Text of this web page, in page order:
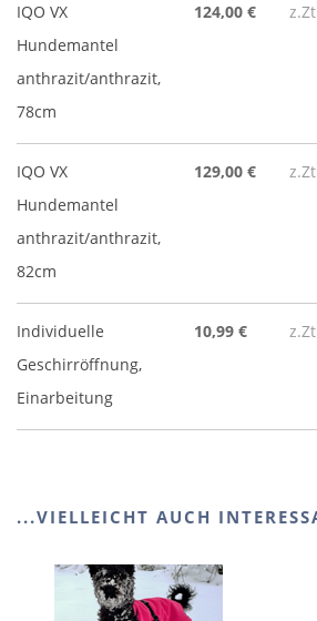
IQO VX
Hundemantel
anthrazit/anthrazit,
78cm
124,00 €
IQO VX
Hundemantel
anthrazit/anthrazit,
82cm
129,00 €
Individuelle
Geschirröffnung,
Einarbeitung
10,99 €
...VIELLEICHT AUCH